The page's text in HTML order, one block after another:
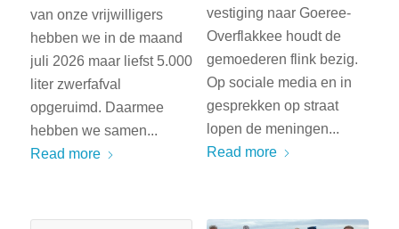
van onze vrijwilligers
hebben we in de maand
juli 2026 maar liefst 5.000
liter zwerfafval
opgeruimd. Daarmee
hebben we samen...
Read more
vestiging naar Goeree-
Overflakkee houdt de
gemoederen flink bezig.
Op sociale media en in
gesprekken op straat
lopen de meningen...
Read more